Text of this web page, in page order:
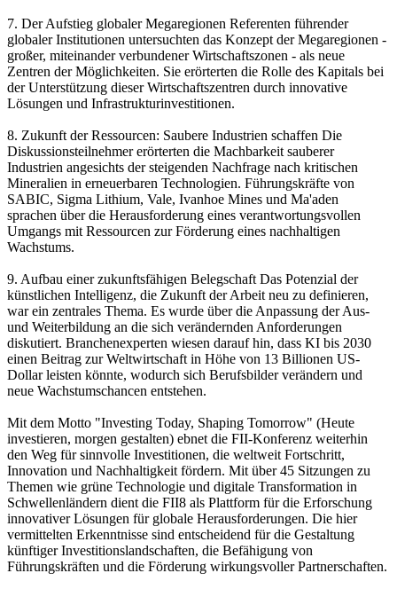
7. Der Aufstieg globaler Megaregionen Referenten führender
globaler Institutionen untersuchten das Konzept der Megaregionen -
großer, miteinander verbundener Wirtschaftszonen - als neue
Zentren der Möglichkeiten. Sie erörterten die Rolle des Kapitals bei
der Unterstützung dieser Wirtschaftszentren durch innovative
Lösungen und Infrastrukturinvestitionen.
8. Zukunft der Ressourcen: Saubere Industrien schaffen Die
Diskussionsteilnehmer erörterten die Machbarkeit sauberer
Industrien angesichts der steigenden Nachfrage nach kritischen
Mineralien in erneuerbaren Technologien. Führungskräfte von
SABIC, Sigma Lithium, Vale, Ivanhoe Mines und Ma'aden
sprachen über die Herausforderung eines verantwortungsvollen
Umgangs mit Ressourcen zur Förderung eines nachhaltigen
Wachstums.
9. Aufbau einer zukunftsfähigen Belegschaft Das Potenzial der
künstlichen Intelligenz, die Zukunft der Arbeit neu zu definieren,
war ein zentrales Thema. Es wurde über die Anpassung der Aus-
und Weiterbildung an die sich verändernden Anforderungen
diskutiert. Branchenexperten wiesen darauf hin, dass KI bis 2030
einen Beitrag zur Weltwirtschaft in Höhe von 13 Billionen US-
Dollar leisten könnte, wodurch sich Berufsbilder verändern und
neue Wachstumschancen entstehen.
Mit dem Motto "Investing Today, Shaping Tomorrow" (Heute
investieren, morgen gestalten) ebnet die FII-Konferenz weiterhin
den Weg für sinnvolle Investitionen, die weltweit Fortschritt,
Innovation und Nachhaltigkeit fördern. Mit über 45 Sitzungen zu
Themen wie grüne Technologie und digitale Transformation in
Schwellenländern dient die FII8 als Plattform für die Erforschung
innovativer Lösungen für globale Herausforderungen. Die hier
vermittelten Erkenntnisse sind entscheidend für die Gestaltung
künftiger Investitionslandschaften, die Befähigung von
Führungskräften und die Förderung wirkungsvoller Partnerschaften.